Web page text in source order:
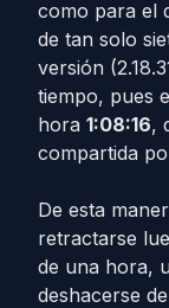
como para el
de tan solo
versión
tiempo, pues
hora 1:08:16,
compartida
De esta
retractarse
de una hora,
deshacerse